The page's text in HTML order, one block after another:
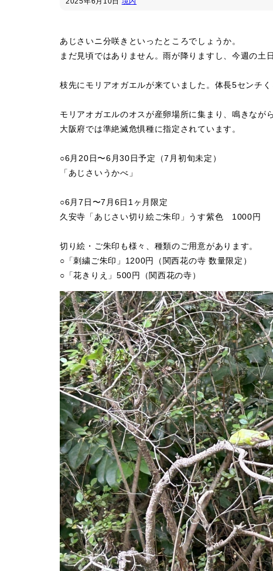
あじさいニ分咲きといったところでしょうか。
まだ見頃ではありません。雨が降りますし、今週の土
枝先にモリアオガエルが来ていました。体長5センチく
モリアオガエルのオスが産卵場所に集まり、鳴きなが
大阪府では準絶滅危惧種に指定されています。
○6月20日〜6月30日予定（7月初旬未定）
「あじさいうかべ」
○6月7日〜7月6日1ヶ月限定
久安寺「あじさい切り絵ご朱印」うす紫色 1000円
切り絵・ご朱印も様々、種類のご用意があります。
○「刺繍ご朱印」1200円（関西花の寺 数量限定）
○「花きりえ」500円（関西花の寺）